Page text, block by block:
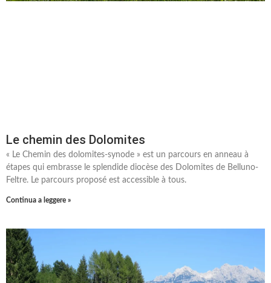
Le chemin des Dolomites
« Le Chemin des dolomites-synode » est un parcours en anneau à
étapes qui embrasse le splendide diocèse des Dolomites de Belluno-
Feltre. Le parcours proposé est accessible à tous.
Continua a leggere »